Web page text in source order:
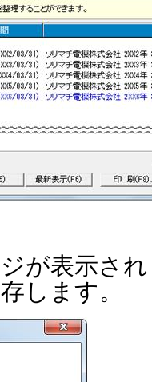
が表示さ
します。